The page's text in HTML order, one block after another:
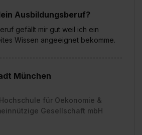
Ausbildungsberuf?
gefällt mir gut weil ich ein
Wissen angeeignet bekomme.
München
für Oekonomie &
Gesellschaft mbH